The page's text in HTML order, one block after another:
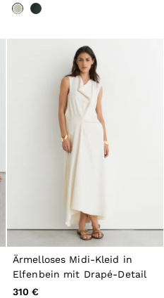
Ärmelloses Midi-Kleid in
Elfenbein mit Drapé-Detail
310 €